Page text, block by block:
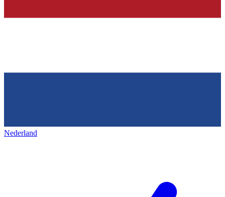
Nederland